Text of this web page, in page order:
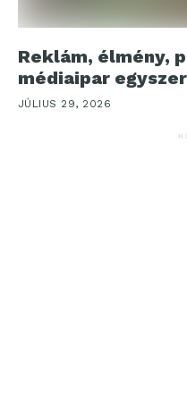
Reklám, élmény,
médiaipar
JÚLIUS 29, 2026